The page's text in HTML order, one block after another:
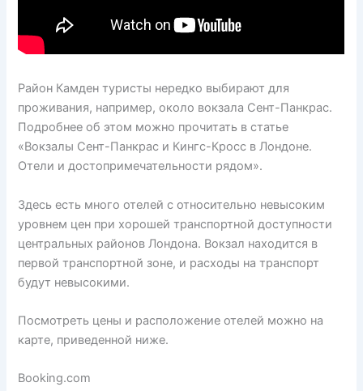
Район Камден туристы нередко выбирают для
проживания, например, около вокзала Сент-Панкрас.
Подробнее об этом можно прочитать в статье
«Вокзалы Сент-Панкрас и Кингс-Кросс в Лондоне.
Отели и достопримечательности рядом».
Здесь есть много отелей с относительно невысоким
уровнем цен при хорошей транспортной доступности
центральных районов Лондона. Вокзал находится в
первой транспортной зоне, и расходы на транспорт
будут невысокими.
Посмотреть цены и расположение отелей можно на
карте, приведенной ниже.
Booking.com